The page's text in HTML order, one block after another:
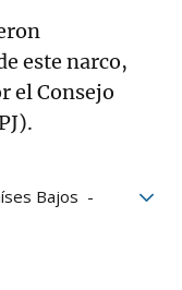
este narco,
el Consejo
Bajos